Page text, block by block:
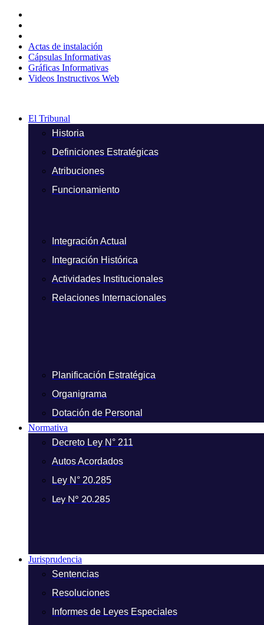
contenido
Actas de instalación
Cápsulas Informativas
Gráficas Informativas
Videos Instructivos Web
El Tribunal
Historia
Definiciones Estratégicas
Atribuciones
Funcionamiento
Integración Actual
Integración Histórica
Actividades Institucionales
Relaciones Internacionales
Planificación Estratégica
Organigrama
Dotación de Personal
Normativa
Decreto Ley N° 211
Autos Acordados
Ley N° 20.285
Ley N° 20.285
Jurisprudencia
Sentencias
Resoluciones
Informes de Leyes Especiales